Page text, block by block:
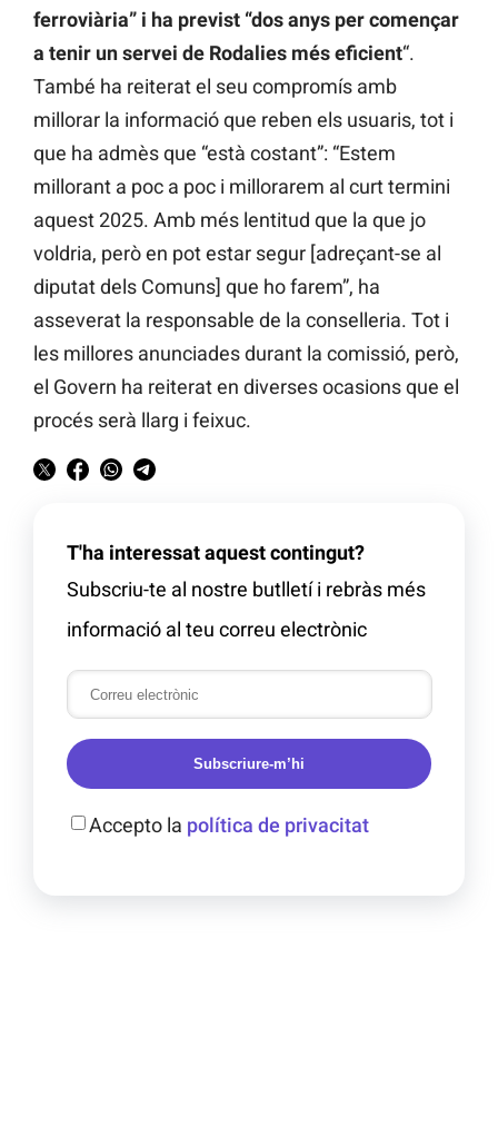
ferroviària” i ha previst “dos anys per començar
a tenir un servei de Rodalies més eficient“.
També ha reiterat el seu compromís amb
millorar la informació que reben els usuaris, tot i
que ha admès que “està costant”: “Estem
millorant a poc a poc i millorarem al curt termini
aquest 2025. Amb més lentitud que la que jo
voldria, però en pot estar segur [adreçant-se al
diputat dels Comuns] que ho farem”, ha
asseverat la responsable de la conselleria. Tot i
les millores anunciades durant la comissió, però,
el Govern ha reiterat en diverses ocasions que el
procés serà llarg i feixuc.
T'ha interessat aquest contingut?
Subscriu-te al nostre butlletí i rebràs més
informació al teu correu electrònic
Subscriure-m’hi
Accepto la política de privacitat